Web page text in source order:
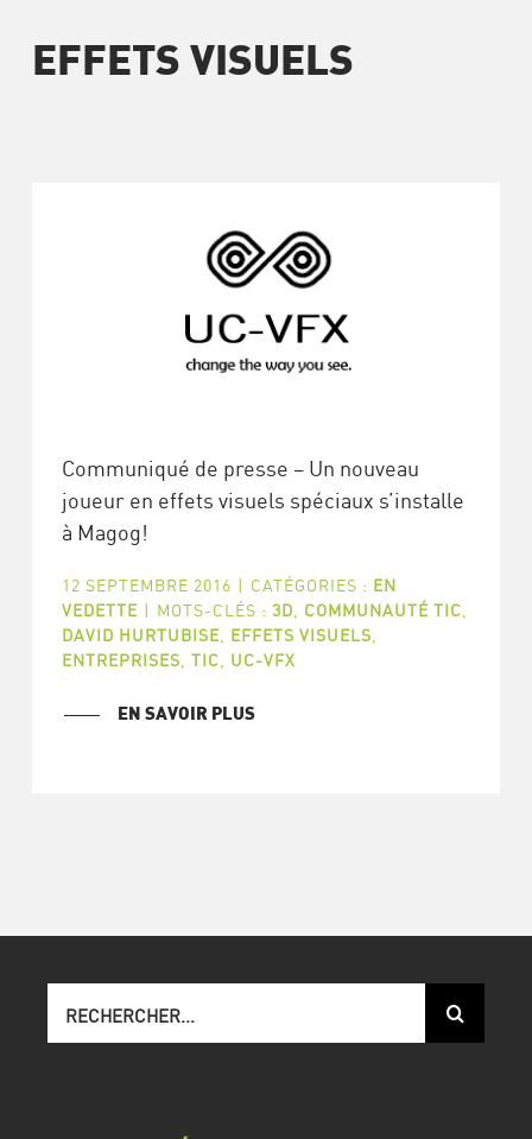
EFFETS VISUELS
Communiqué de presse – Un nouveau
joueur en effets visuels spéciaux s’installe
à Magog!
12 SEPTEMBRE 2016 | CATÉGORIES : EN
VEDETTE | MOTS-CLÉS : 3D COMMUNAUTÉ TIC
DAVID HURTUBISE, EFFETS VISUELS
ENTREPRISES TIC UC-VFX
EN SAVOIR PLUS
sur